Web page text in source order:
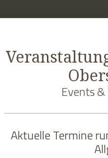
Events
Aktuelle Termine